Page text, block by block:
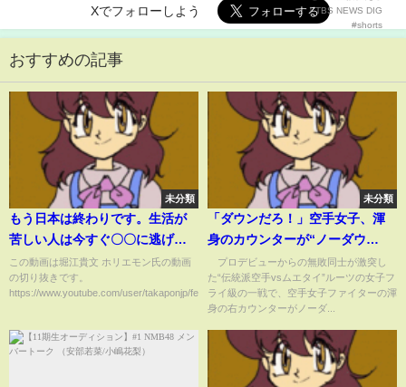
Xでフォローしよう
おすすめの記事
未分類
もう日本は終わりです。生活が
苦しい人は今すぐ〇〇に逃げて
ください。【堀江貴文】
この動画は堀江貴文 ホリエモン氏の動画
の切り抜きです。
https://www.youtube.com/user/takaponjp/fea...
未分類
「ダウンだろ！」空手女子、渾
身のカウンターが“ノーダウ
ン”判定 ファン困惑(ABEMA
TIMES)
プロデビューからの無敗同士が激突し
た“伝統派空手vsムエタイ”ルーツの女子フ
ライ級の一戦で、空手女子ファイターの渾
身の右カウンターがノーダ...